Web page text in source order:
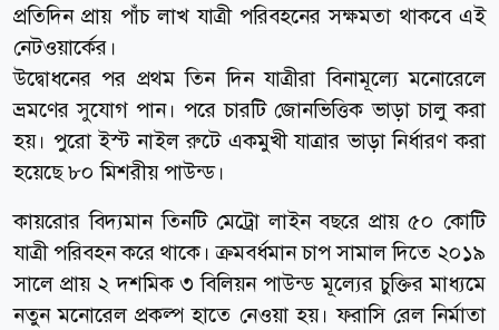
প্রতিদিন প্রায় পাঁচ লাখ যাত্রী পরিবহনের সক্ষমতা থাকবে এই
নেটওয়ার্কের।
উদ্বোধনের পর প্রথম তিন দিন যাত্রীরা বিনামূল্যে মনোরেলে
ভ্রমণের সুযোগ পান। পরে চারটি জোনভিত্তিক ভাড়া চালু করা
হয়। পুরো ইস্ট নাইল রুটে একমুখী যাত্রার ভাড়া নির্ধারণ করা
হয়েছে ৮০ মিশরীয় পাউন্ড।
কায়রোর বিদ্যমান তিনটি মেট্রো লাইন বছরে প্রায় ৫০ কোটি
যাত্রী পরিবহন করে থাকে। ক্রমবর্ধমান চাপ সামাল দিতে ২০১৯
সালে প্রায় ২ দশমিক ৩ বিলিয়ন পাউন্ড মূল্যের চুক্তির মাধ্যমে
নতুন মনোরেল প্রকল্প হাতে নেওয়া হয়। ফরাসি রেল নির্মাতা